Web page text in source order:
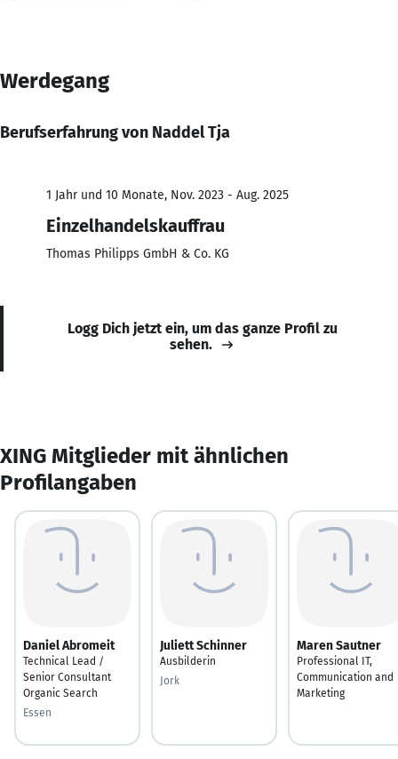
Werdegang
Berufserfahrung von Naddel Tja
1 Jahr und 10 Monate, Nov. 2023 - Aug. 2025
Einzelhandelskauffrau
Thomas Philipps GmbH & Co. KG
Logg Dich jetzt ein, um das ganze Profil zu
sehen.
XING Mitglieder mit ähnlichen
Profilangaben
Daniel Abromeit
Technical Lead /
Senior Consultant
Organic Search
Essen
Juliett Schinner
Ausbilderin
Jork
Maren Sautner
Professional IT,
Communication and
Marketing